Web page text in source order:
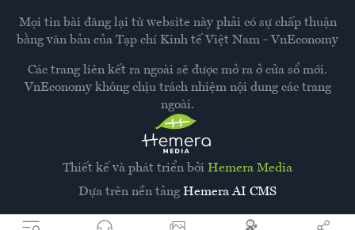
Thiết kế và phát triển bởi Hemera Media
Dựa trên nền tảng Hemera AI CMS
Mọi tin bài đăng lại từ website này phải có sự chấp thuận
bằng văn bản của Tạp chí Kinh tế Việt Nam - VnEconomy
Các trang liên kết ra ngoài sẽ được mở ra ở cửa sổ mới.
VnEconomy không chịu trách nhiệm nội dung các trang
ngoài.